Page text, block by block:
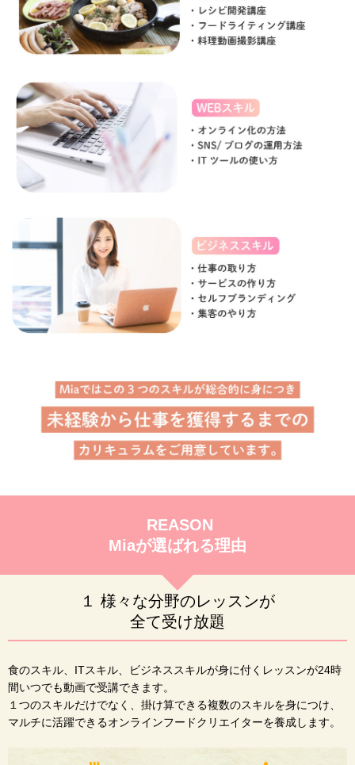
REASON
Miaが選ばれる理由
１ 様々な分野のレッスンが
全て受け放題
食のスキル、ITスキル、ビジネススキルが身に付くレッスンが24時
間いつでも動画で受講できます。
１つのスキルだけでなく、掛け算できる複数のスキルを身につけ、
マルチに活躍できるオンラインフードクリエイターを養成します。